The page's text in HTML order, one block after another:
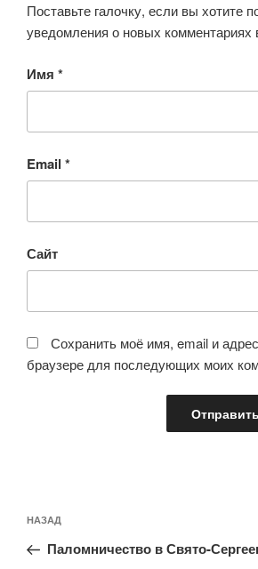
Поставьте галочку, если вы хотите
уведомления о новых комментариях
Имя *
Email *
Сайт
Сохранить моё имя, email и
браузере для последующих моих
по
записям
Предыдущая
запись:
НАЗАД
Паломничество в Свято-